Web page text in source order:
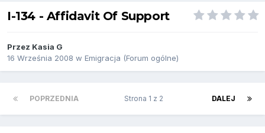
I-134 - Affidavit Of Support
Przez Kasia G
16 Września 2008 w Emigracja (Forum ogólne)
POPRZEDNIA DALEJ
Strona 1 z 2